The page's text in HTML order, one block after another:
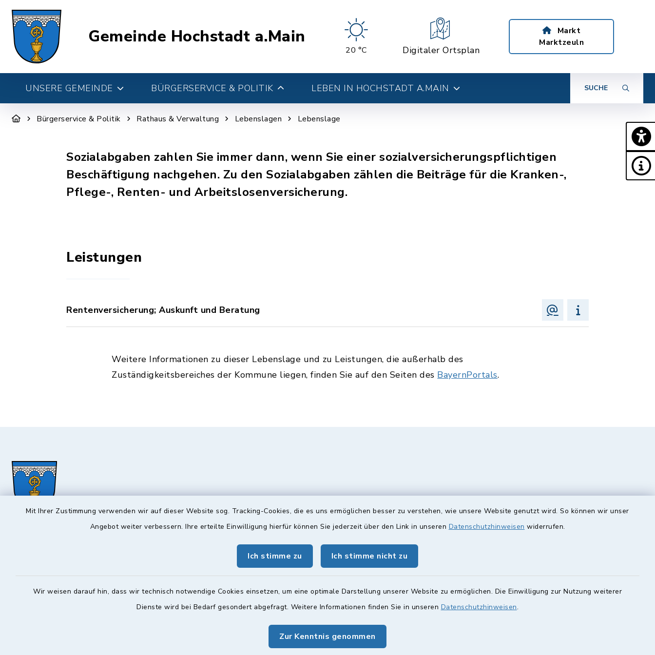
Mit Ihrer Zustimmung verwenden wir auf dieser Website sog. Tracking-Cookies, die es uns ermöglichen besser zu verstehen, wie unsere Website genutzt wird. So können wir unser
Angebot weiter verbessern. Ihre erteilte Einwilligung hierfür können Sie jederzeit über den Link in unseren Datenschutzhinweisen widerrufen.
Ich stimme zu Ich stimme nicht zu
Wir weisen darauf hin, dass wir technisch notwendige Cookies einsetzen, um eine optimale Darstellung unserer Website zu ermöglichen. Die Einwilligung zur Nutzung weiterer
Dienste wird bei Bedarf gesondert abgefragt. Weitere Informationen finden Sie in unseren Datenschutzhinweisen.
Zur Kenntnis genommen
Gemeinde Hochstadt a.Main
20 °C Digitaler Ortsplan
Markt
Marktzeuln
UNSERE GEMEINDE BÜRGERSERVICE & POLITIK LEBEN IN HOCHSTADT A.MAIN SUCHE
Bürgerservice & Politik Rathaus & Verwaltung Lebenslagen Lebenslage
Sozialabgaben zahlen Sie immer dann, wenn Sie einer sozialversicherungspflichtigen
Beschäftigung nachgehen. Zu den Sozialabgaben zählen die Beiträge für die Kranken-,
Pflege-, Renten- und Arbeitslosenversicherung.
Leistungen
Rentenversicherung; Auskunft und Beratung
Weitere Informationen zu dieser Lebenslage und zu Leistungen, die außerhalb des
Zuständigkeitsbereiches der Kommune liegen, finden Sie auf den Seiten des BayernPortals.
Hochstadt a.Main
96272 Hochstadt a.Main
09574 6236-42
Öffnungszeiten
Montag, Mittwoch und Freitag:
08:00-12:00 Uhr
Donnerstag zusätzlich:
14:30-18:00 Uhr
Bürgersprechstunde
Sprechstunde:
Diese findet nach Vereinbarung statt.
Weitere Informationen finden Sie hier.
Quicklinks
Veranstaltungskalender
geoPortal Lichtenfels